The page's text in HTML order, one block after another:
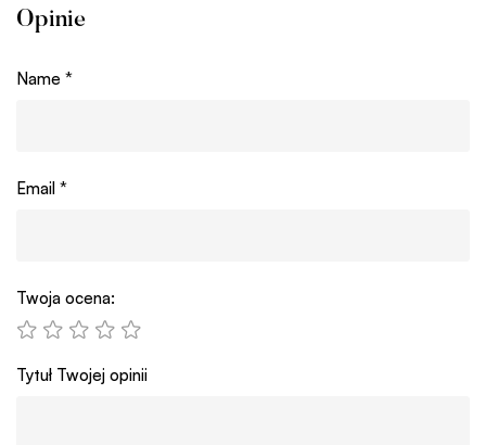
Opinie
Name *
Email *
Twoja ocena:
Tytuł Twojej opinii